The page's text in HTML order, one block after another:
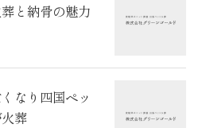
と納骨の魅力
なり四国ペッ
葬